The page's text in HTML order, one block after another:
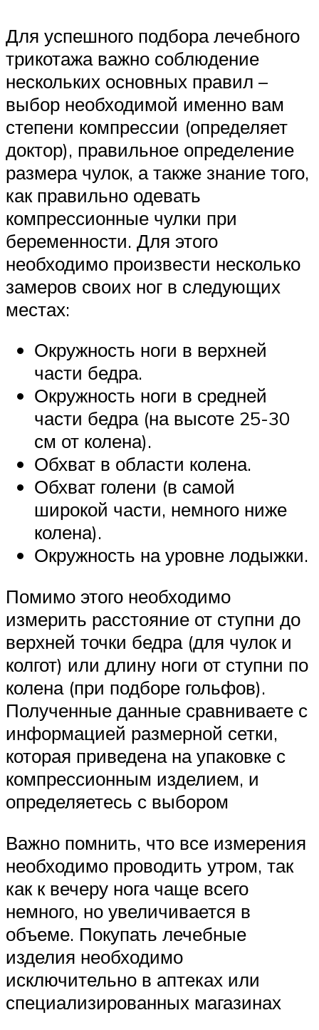
Для успешного подбора лечебного
трикотажа важно соблюдение
нескольких основных правил –
выбор необходимой именно вам
степени компрессии (определяет
доктор), правильное определение
размера чулок, а также знание того,
как правильно одевать
компрессионные чулки при
беременности. Для этого
необходимо произвести несколько
замеров своих ног в следующих
местах:
Окружность ноги в верхней
части бедра.
Окружность ноги в средней
части бедра (на высоте 25-30
см от колена).
Обхват в области колена.
Обхват голени (в самой
широкой части, немного ниже
колена).
Окружность на уровне лодыжки.
Помимо этого необходимо
измерить расстояние от ступни до
верхней точки бедра (для чулок и
колгот) или длину ноги от ступни по
колена (при подборе гольфов).
Полученные данные сравниваете с
информацией размерной сетки,
которая приведена на упаковке с
компрессионным изделием, и
определяетесь с выбором
Важно помнить, что все измерения
необходимо проводить утром, так
как к вечеру нога чаще всего
немного, но увеличивается в
объеме. Покупать лечебные
изделия необходимо
исключительно в аптеках или
специализированных магазинах